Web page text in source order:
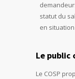
statut du
en
Le public
Le COSP